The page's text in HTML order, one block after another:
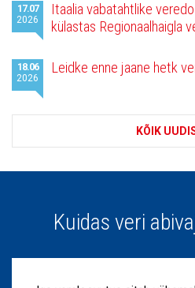
17.07
2026
Itaalia vabatahtlike
külastas Regionaalhaigla
18.06
2026
Leidke enne jaane hetk
KÕIK
Kuidas veri